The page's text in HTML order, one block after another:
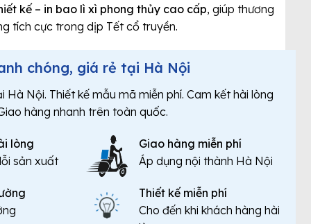
kế – in bao lì xì phong thủy cao cấp, giúp thương
tích cực trong dịp Tết cổ truyền.
chóng, giá rẻ tại Hà Nội
Hà Nội. Thiết kế mẫu mã miễn phí. Cam kết hài lòng
hàng nhanh trên toàn quốc.
lòng
sản xuất
Giao hàng miễn phí
Áp dụng nội thành Hà Nội
Thiết kế miễn phí
Cho đến khi khách hàng hài